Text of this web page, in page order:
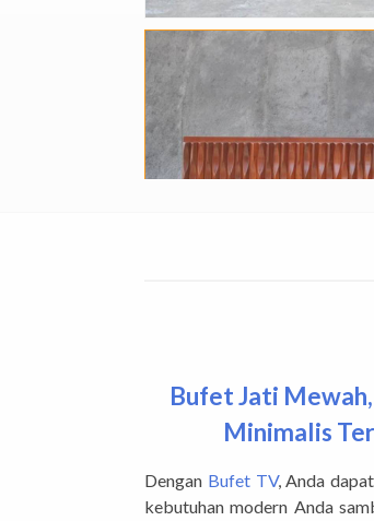
Bufet Jati Mewah,
Minimalis
Dengan Bufet TV, Anda
kebutuhan modern Anda